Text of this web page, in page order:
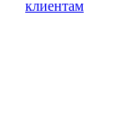
клиентам